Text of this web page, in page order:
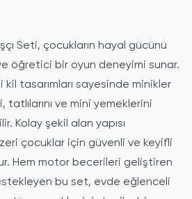
Seti, çocukların hayal gücünü
öğretici bir oyun deneyimi sunar.
kil tasarımları sayesinde minikler
ve mini yemeklerini
Kolay şekil alan yapısı
çocuklar için güvenli ve keyifli
Hem motor becerileri geliştiren
bu set, evde eğlenceli